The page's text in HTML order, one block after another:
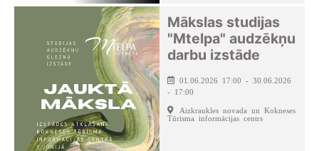
Mākslas studijas
"Mtelpa" audzēkņu
darbu izstāde
01.06.2026 17:00 - 30.06.2026
- 17:00
Aizkraukles novada un Kokneses
Tūrisma informācijas centrs